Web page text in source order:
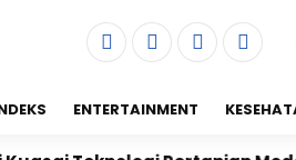
ENTERTAINMENT